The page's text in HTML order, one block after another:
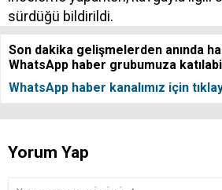
sürdüğü bildirildi.
Son dakika gelişmelerden anında
WhatsApp haber grubumuza
WhatsApp haber kanalımız için
Yorum Yap